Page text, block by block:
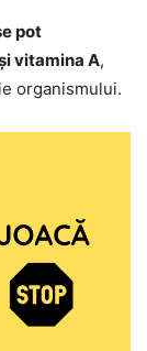
pot
vitamina A,
organismului.